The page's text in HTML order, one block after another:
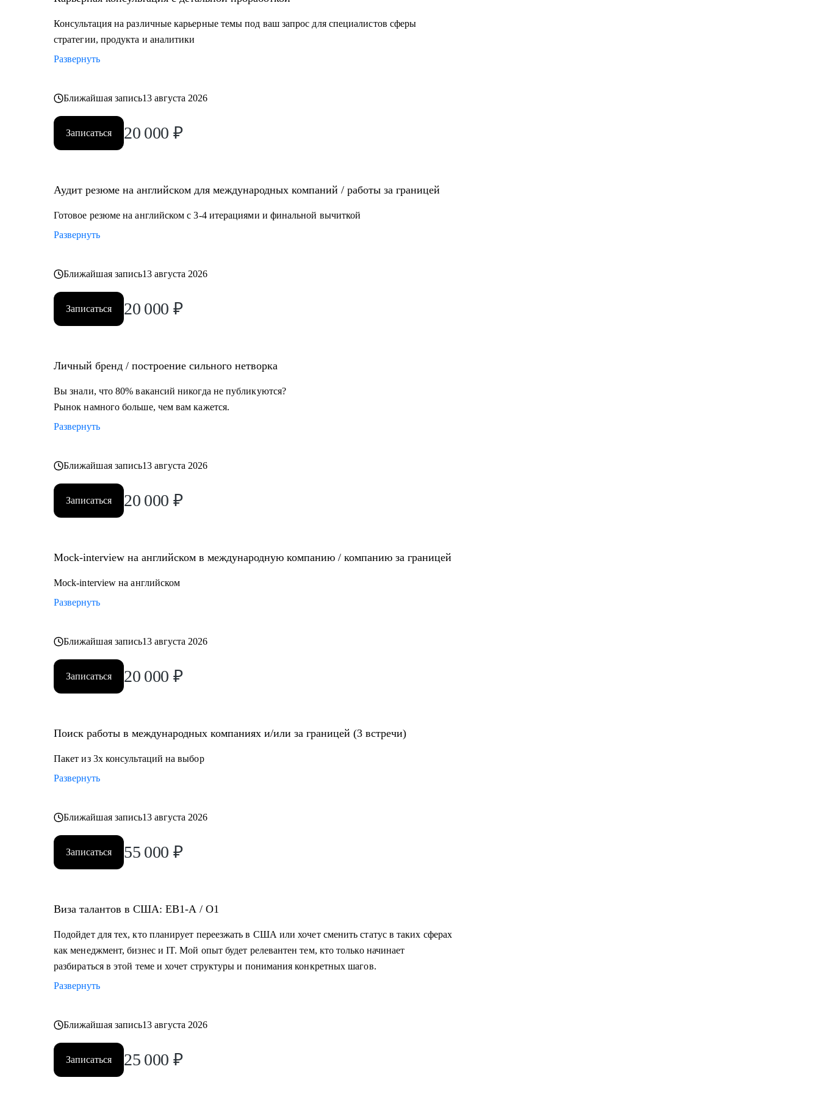
Кому могу помочь:
Product Management, Project Management
• Думает об иммиграции в США по визе талантов О1 / ЕВ1-А
• Хочет поступить в топовые бизнес школы в Европе
Консультация на различные карьерные темы под ваш запрос для специалистов сферы
стратегии, продукта и аналитики
Развернуть
Ближайшая запись13 августа 2026
Записаться 20 000 ₽
Аудит резюме на английском для международных компаний / работы за границей
Готовое резюме на английском с 3-4 итерациями и финальной вычиткой
Развернуть
Ближайшая запись13 августа 2026
Записаться 20 000 ₽
Личный бренд / построение сильного нетворка
Вы знали, что 80% вакансий никогда не публикуются?
Рынок намного больше, чем вам кажется.
Развернуть
Ближайшая запись13 августа 2026
Записаться 20 000 ₽
Mock-interview на английском в международную компанию / компанию за границей
Mock-interview на английском
Развернуть
Ближайшая запись13 августа 2026
Записаться 20 000 ₽
Поиск работы в международных компаниях и/или за границей (3 встречи)
Пакет из 3х консультаций на выбор
Развернуть
Ближайшая запись13 августа 2026
Записаться 55 000 ₽
Виза талантов в США: EB1-A / O1
Подойдет для тех, кто планирует переезжать в США или хочет сменить статус в таких сферах
как менеджмент, бизнес и IT. Мой опыт будет релевантен тем, кто только начинает
разбираться в этой теме и хочет структуры и понимания конкретных шагов.
Развернуть
Ближайшая запись13 августа 2026
Записаться 25 000 ₽